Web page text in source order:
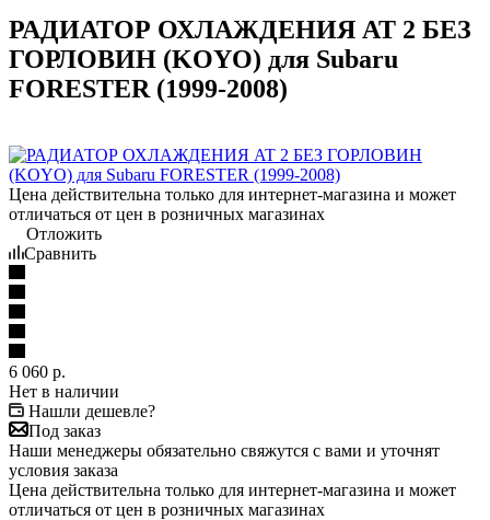
РАДИАТОР ОХЛАЖДЕНИЯ AT 2 БЕЗ
ГОРЛОВИН (KOYO) для Subaru
FORESTER (1999-2008)
Цена действительна только для интернет-магазина и может
отличаться от цен в розничных магазинах
Отложить
Сравнить
6 060 р.
Нет в наличии
Нашли дешевле?
Под заказ
Наши менеджеры обязательно свяжутся с вами и уточнят
условия заказа
Цена действительна только для интернет-магазина и может
отличаться от цен в розничных магазинах